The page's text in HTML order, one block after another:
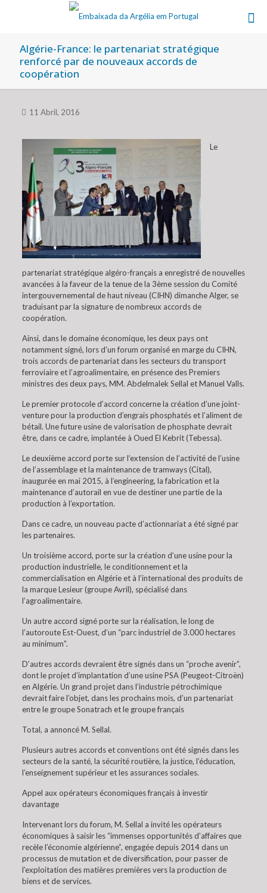
Algérie-France: le partenariat stratégique
renforcé par de nouveaux accords de
coopération
11 Abril, 2016
Le
partenariat stratégique algéro-français a enregistré de nouvelles
avancées à la faveur de la tenue de la 3ème session du Comité
intergouvernemental de haut niveau (CIHN) dimanche Alger, se
traduisant par la signature de nombreux accords de
coopération.
Ainsi, dans le domaine économique, les deux pays ont
notamment signé, lors d’un forum organisé en marge du CIHN,
trois accords de partenariat dans les secteurs du transport
ferroviaire et l’agroalimentaire, en présence des Premiers
ministres des deux pays, MM. Abdelmalek Sellal et Manuel Valls.
Le premier protocole d’accord concerne la création d’une joint-
venture pour la production d’engrais phosphatés et l’aliment de
bétail. Une future usine de valorisation de phosphate devrait
être, dans ce cadre, implantée à Oued El Kebrit (Tebessa).
Le deuxième accord porte sur l’extension de l’activité de l’usine
de l’assemblage et la maintenance de tramways (Cital),
inaugurée en mai 2015, à l’engineering, la fabrication et la
maintenance d’autorail en vue de destiner une partie de la
production à l’exportation.
Dans ce cadre, un nouveau pacte d’actionnariat a été signé par
les partenaires.
Un troisième accord, porte sur la création d’une usine pour la
production industrielle, le conditionnement et la
commercialisation en Algérie et à l’international des produits de
la marque Lesieur (groupe Avril), spécialisé dans
l’agroalimentaire.
Un autre accord signé porte sur la réalisation, le long de
l’autoroute Est-Ouest, d’un “parc industriel de 3.000 hectares
au minimum”.
D’autres accords devraient être signés dans un “proche avenir”,
dont le projet d’implantation d’une usine PSA (Peugeot-Citroën)
en Algérie. Un grand projet dans l’industrie pétrochimique
devrait faire l’objet, dans les prochains mois, d’un partenariat
entre le groupe Sonatrach et le groupe français
Total, a annoncé M. Sellal.
Plusieurs autres accords et conventions ont été signés dans les
secteurs de la santé, la sécurité routière, la justice, l’éducation,
l’enseignement supérieur et les assurances sociales.
Appel aux opérateurs économiques français à investir
davantage
Intervenant lors du forum, M. Sellal a invité les opérateurs
économiques à saisir les “immenses opportunités d’affaires que
recèle l’économie algérienne”, engagée depuis 2014 dans un
processus de mutation et de diversification, pour passer de
l’exploitation des matières premières vers la production de
biens et de services.